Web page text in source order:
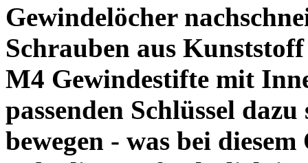
Gewindelöcher
Schrauben aus
M4 Gewindestifte mit
passenden Schlüssel
bewegen - was bei